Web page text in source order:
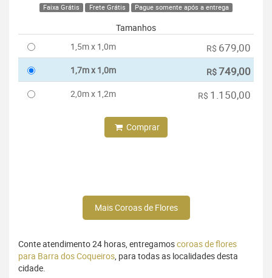
Faixa Grátis Frete Grátis Pague somente após a entrega
Tamanhos
1,5m x 1,0m
R$ 679,00
1,7m x 1,0m R$749,00
2,0m x 1,2m R$ 1.150,00
Comprar
Mais Coroas de Flores
Conte atendimento 24 horas, entregamoscoroas de flores
para Barra dos Coqueiros, para todas as localidades desta
cidade.